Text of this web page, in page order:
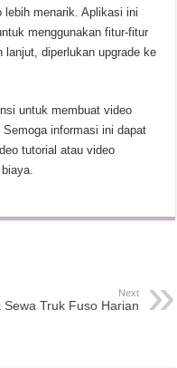
menarik. Aplikasi ini
menggunakan fitur-fitur
lanjut, diperlukan upgrade ke
untuk membuat video
informasi ini dapat
tutorial atau video
Next
Sewa Truk Fuso Harian